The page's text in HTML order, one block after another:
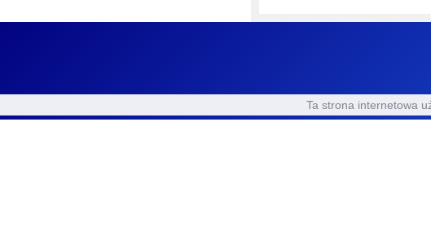
Przesłany laptop Lenovo
Lenovo naprawiającego
Ta strona internetowa